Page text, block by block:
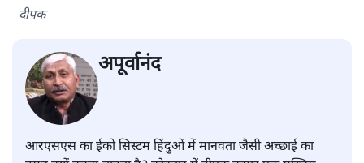
दीपक
अपूर्वानंद
आरएसएस का ईको सिस्टम हिंदुओं में मानवता जैसी अच्छाई का